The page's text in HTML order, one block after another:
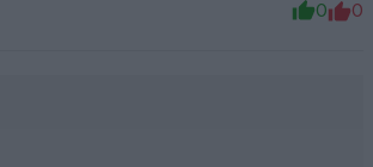
0 0